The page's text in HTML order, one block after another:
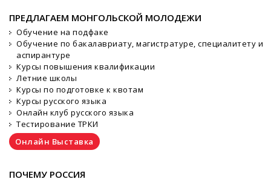
ПРЕДЛАГАЕМ МОНГОЛЬСКОЙ МОЛОДЕЖИ
Обучение на подфаке
Обучение по бакалавриату, магистратуре, специалитету и
аспирантуре
Курсы повышения квалификации
Летние школы
Курсы по подготовке к квотам
Курсы русского языка
Онлайн клуб русского языка
Тестирование ТРКИ
Онлайн Выставка
ПОЧЕМУ РОССИЯ